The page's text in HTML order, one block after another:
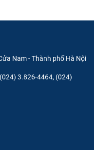
Nam - Thành phố Hà Nội
3.826-4464, (024)